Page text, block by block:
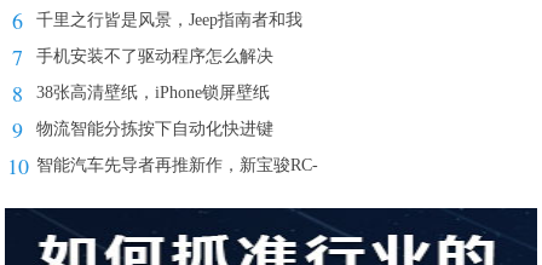
6 千里之行皆是风景，Jeep指南者和我
7 手机安装不了驱动程序怎么解决
8 38张高清壁纸，iPhone锁屏壁纸
9 物流智能分拣按下自动化快进键
10 智能汽车先导者再推新作，新宝骏RC-